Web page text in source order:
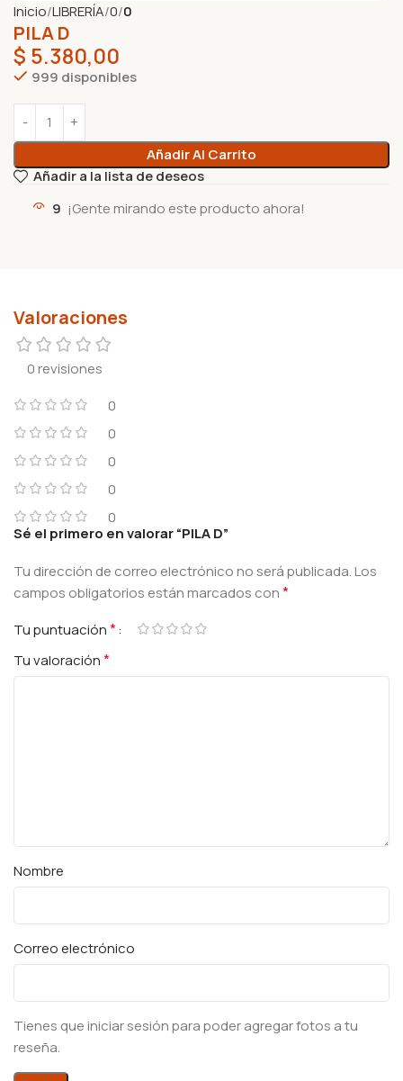
Inicio LIBRERÍA 0 0
PILA D
$ 5.380,00
999 disponibles
Añadir Al Carrito
Añadir a la lista de deseos
9 ¡Gente mirando este producto ahora!
Valoraciones
0 revisiones
0
0
0
0
0
Sé el primero en valorar “PILA D”
Tu dirección de correo electrónico no será publicada.Los
campos obligatorios están marcados con*
Tu puntuación*
Tu valoración*
Nombre
Correo electrónico
Tienes que iniciar sesión para poder agregar fotos a tu
reseña.